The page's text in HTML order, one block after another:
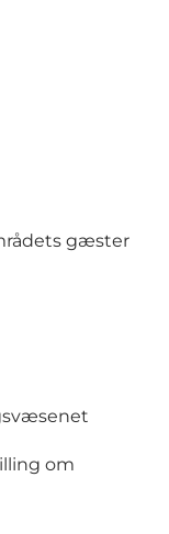
gæster
om